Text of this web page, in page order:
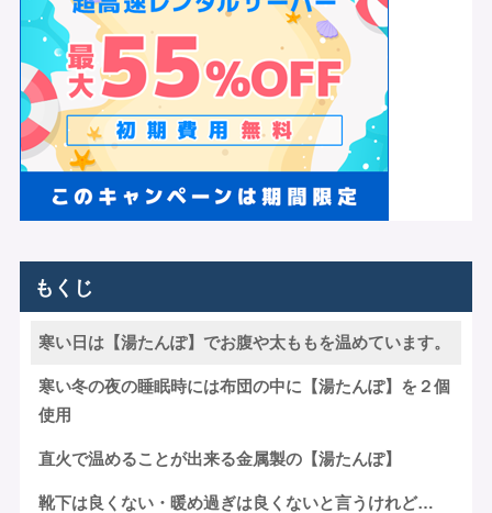
もくじ
寒い日は【湯たんぽ】でお腹や太ももを温めています。
寒い冬の夜の睡眠時には布団の中に【湯たんぽ】を２個
使用
直火で温めることが出来る金属製の【湯たんぽ】
靴下は良くない・暖め過ぎは良くないと言うけれど…